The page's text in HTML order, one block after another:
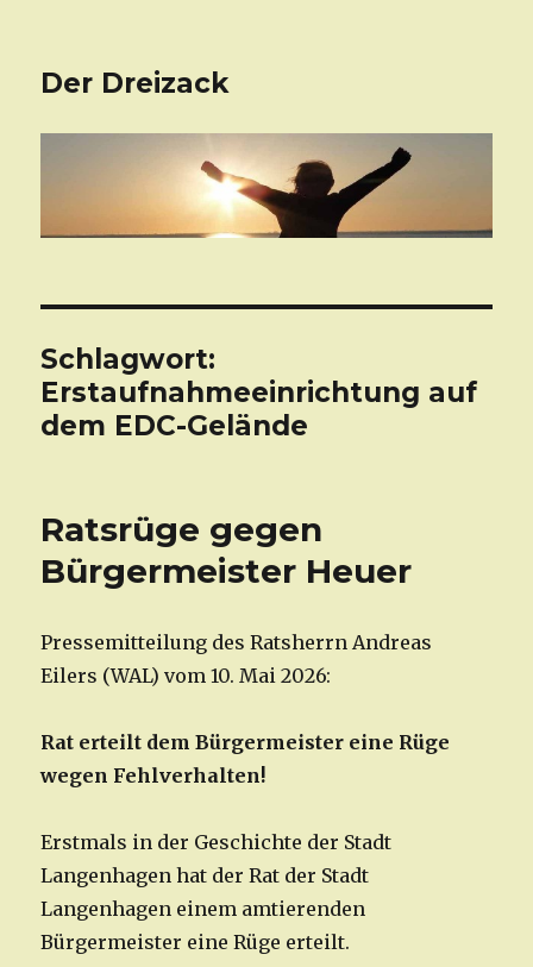
Der Dreizack
Schlagwort:
Erstaufnahmeeinrichtung auf
dem EDC-Gelände
Ratsrüge gegen
Bürgermeister Heuer
Pressemitteilung des Ratsherrn Andreas
Eilers (WAL) vom 10. Mai 2026:
Rat erteilt dem Bürgermeister eine Rüge
wegen Fehlverhalten!
Erstmals in der Geschichte der Stadt
Langenhagen hat der Rat der Stadt
Langenhagen einem amtierenden
Bürgermeister eine Rüge erteilt.